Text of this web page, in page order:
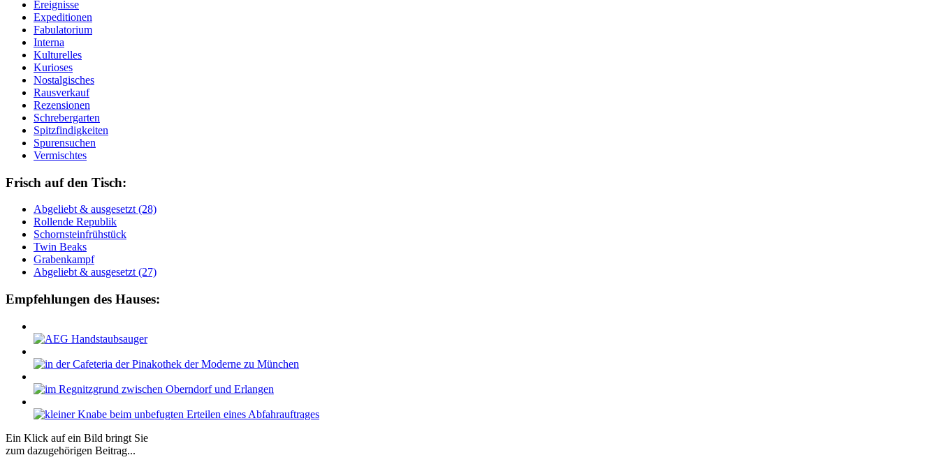
Ereignisse
Expeditionen
Fabulatorium
Interna
Kulturelles
Kurioses
Nostalgisches
Rausverkauf
Rezensionen
Schrebergarten
Spitzfindigkeiten
Spurensuchen
Vermischtes
Frisch auf den Tisch:
Ab­ge­liebt & aus­ge­setzt (28)
Rol­len­de Re­pu­blik
Schorn­stein­früh­stück
Twin Beaks
Gra­ben­kampf
Ab­ge­liebt & aus­ge­setzt (27)
Empfehlungen des Hauses:
Ein Klick auf ein Bild bringt Sie
zum dazugehörigen Beitrag...